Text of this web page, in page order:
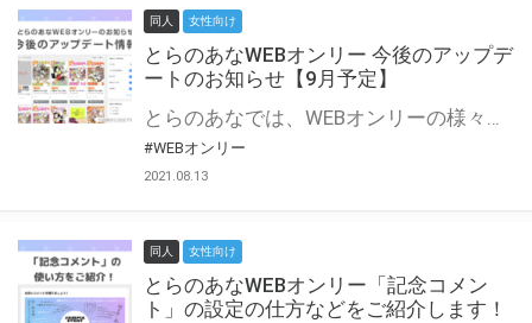
同人 女性向け
とらのあなWEBオンリー 今後のアップデ
ートのお知らせ【9月予定】
とらのあなでは、WEBオンリーの様々な支援を実施しています。 今回は2021年9月に実装を予定しているアップデート情報についてご紹介いたします。 とらのあなWEBオンリーサイトはこちら
#WEBオンリー
2021.08.13
同人 女性向け
とらのあなWEBオンリー「記念コメン
ト」の設定の仕方などをご紹介します！